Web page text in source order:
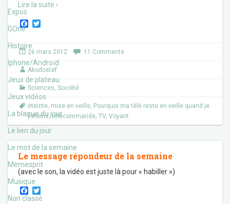
Expos
GOne
Histoire
Iphone/Androïd
Jeux de plateau
Jeux vidéos
La blague du jour
Le lien du jour
Le mot de la semaine
Memesprit
Musique
Non classé
Lire la suite ›
F
e
b
o
o
k
t
e
r
26 mars 2012 11 Comments
Akodostef
Sciences, Société
éteinte, mise en veille, Pourquoi ma télé reste en veille quand je
l'éteins,télécommande, TV, Voyant
Le message répondeur de la semaine
(avec le son, la vidéo est juste là pour « habiller »)
F
a
w